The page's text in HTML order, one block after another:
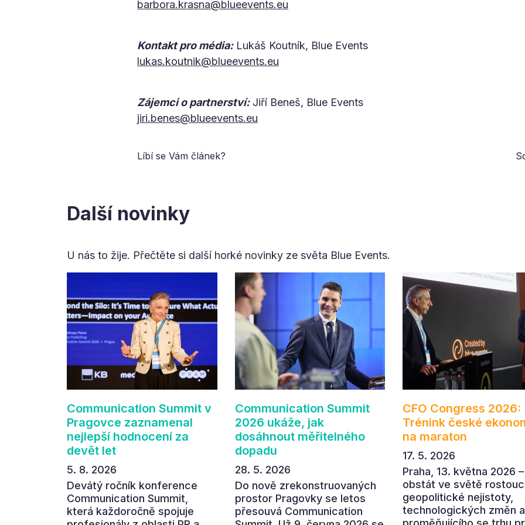
barbora.krasna@blueevents.eu
Kontakt pro média:Lukáš Koutník, Blue Events
lukas.koutnik@blueevents.eu
Zájemci o partnerství:Jiří Beneš, Blue Events
jiri.benes@blueevents.eu
Líbí se Vám článek?
Další novinky
U nás to žije. Přečtěte si další horké novinky ze světa Blue Events.
Communication Summit v
Pragovce zaznamenal
nejlepší hodnocení za
devět let
5. 8. 2026
Devátý ročník konference
Communication Summit,
která každoročně spojuje
Communication Summit
2026 ukáže, jak
dosáhnout měřitelného
dopadu
28. 5. 2026
Do nově zrekonstruovaných
prostor Pragovky se letos
přesouvá Communication
CFO Congress 2026:
Trénink české
na maraton
17. 5. 2026
Praha, 13. května 2026
obstát ve světě
geopolitické nejistoty,
technologických změn a